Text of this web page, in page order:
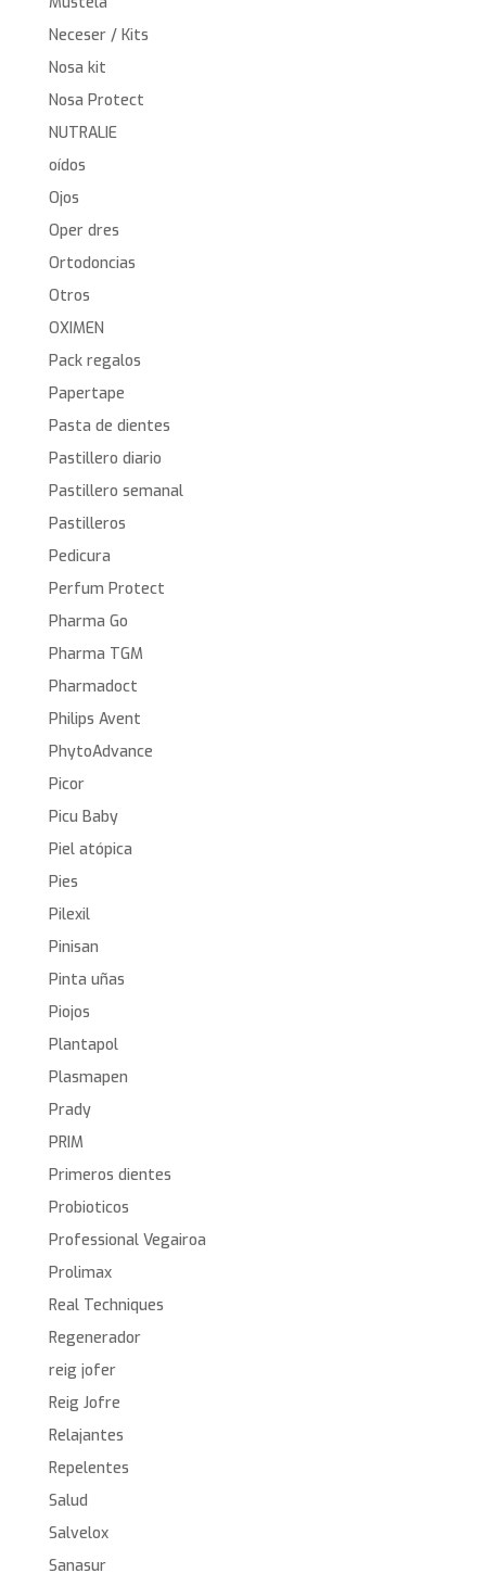
Neceser / Kits
Nosa kit
Nosa Protect
NUTRALIE
oídos
Ojos
Oper dres
Ortodoncias
Otros
OXIMEN
Pack regalos
Papertape
Pasta de dientes
Pastillero diario
Pastillero semanal
Pastilleros
Pedicura
Perfum Protect
Pharma Go
Pharma TGM
Pharmadoct
Philips Avent
PhytoAdvance
Picor
Picu Baby
Piel atópica
Pies
Pilexil
Pinisan
Pinta uñas
Piojos
Plantapol
Plasmapen
Prady
PRIM
Primeros dientes
Probioticos
Professional Vegairoa
Prolimax
Real Techniques
Regenerador
reig jofer
Reig Jofre
Relajantes
Repelentes
Salud
Salvelox
Sanasur